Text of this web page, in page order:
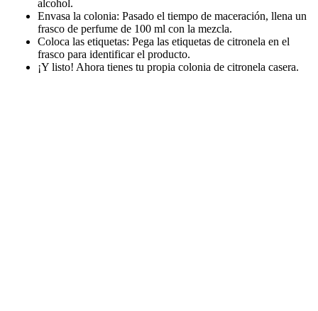
alcohol.
Envasa la colonia: Pasado el tiempo de maceración, llena un
frasco de perfume de 100 ml con la mezcla.
Coloca las etiquetas: Pega las etiquetas de citronela en el
frasco para identificar el producto.
¡Y listo! Ahora tienes tu propia colonia de citronela casera.